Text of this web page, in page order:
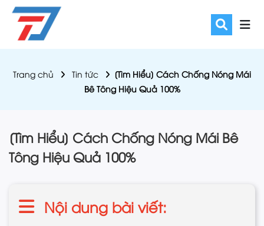
Trang chủ Tin tức
[Tìm Hiểu] Cách Chống Nóng Mái
Bê Tông Hiệu Quả 100%
[Tìm Hiểu] Cách Chống Nóng Mái Bê
Tông Hiệu Quả 100%
Nội dung bài viết: